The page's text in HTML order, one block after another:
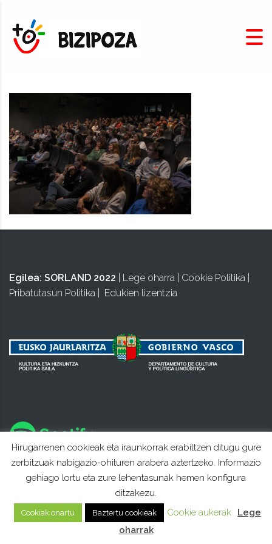
Egilea: SORLAND 2022 Lege oharra Cookie Politika
Pribatutasun Politika
Edukien lizentzia
Hirugarrenen cookieak eta iraunkorrak erabiltzen ditugu gure
zerbitzuak nabigazio-ohituren arabera aztertzeko. Informazio
gehiago lortu eta zure lehentasunak hemen konfigura
ditzakezu.
Cookiak onartu Baztertu cookieak Cookie aukerak
Lege
oharrak